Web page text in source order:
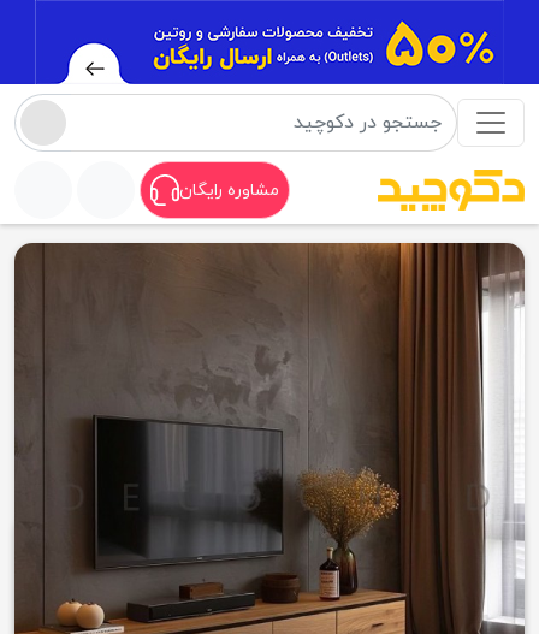
مشاوره رایگان